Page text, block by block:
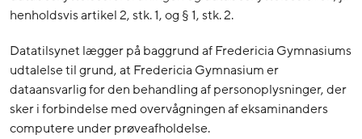
henholdsvis artikel 2, stk. 1, og § 1, stk. 2.
Datatilsynet lægger på baggrund af Fredericia Gymnasiums
udtalelse til grund, at Fredericia Gymnasium er
dataansvarlig for den behandling af personoplysninger, der
sker i forbindelse med overvågningen af eksaminanders
computere under prøveafholdelse.